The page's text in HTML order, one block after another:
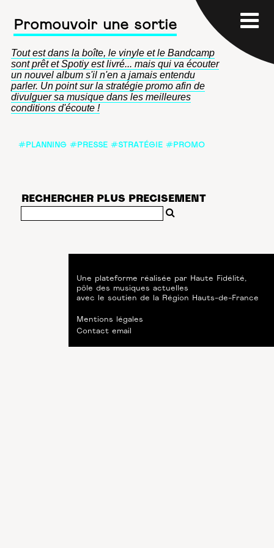
Promouvoir une sortie
Tout est dans la boîte, le vinyle et le Bandcamp
sont prêt et Spotiy est livré... mais qui va écouter
un nouvel album s'il n'en a jamais entendu
parler. Un point sur la stratégie promo afin de
divulguer sa musique dans les meilleures
conditions d'écoute !
#PLANNING #PRESSE #STRATÉGIE #PROMO
RECHERCHER PLUS PRECISEMENT
Une plateforme réalisée par Haute Fidélité,
pôle des musiques actuelles
avec le soutien de
la Région Hauts-de-France
Mentions légales
Contact email